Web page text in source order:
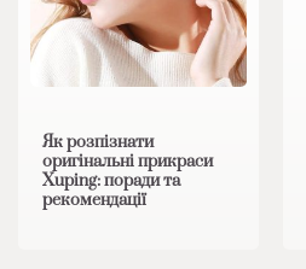
Як розпізнати
оригінальні прикраси
Xuping: поради та
рекомендації